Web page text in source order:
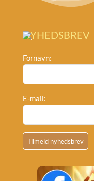
NYHEDSBREV
Fornavn:
E-mail: